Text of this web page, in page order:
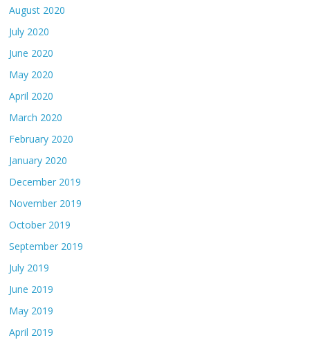
August 2020
July 2020
June 2020
May 2020
April 2020
March 2020
February 2020
January 2020
December 2019
November 2019
October 2019
September 2019
July 2019
June 2019
May 2019
April 2019